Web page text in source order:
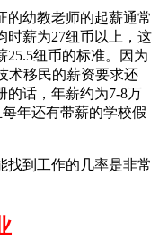
幼教老师的起薪通常
时薪为27纽币以上，这
25.5纽币的标准。因为
术移民的薪资要求还
的话，年薪约为7-8万
年还有带薪的学校假
到工作的几率是非常